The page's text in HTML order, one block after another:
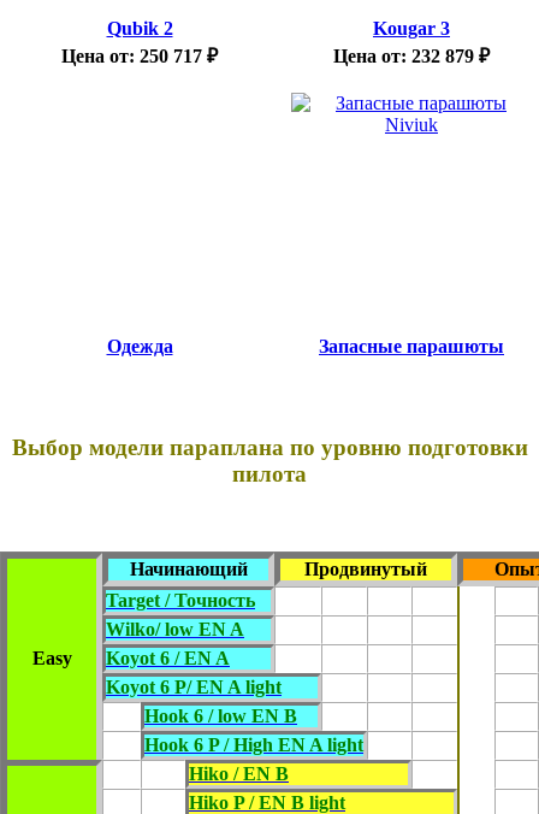
Qubik 2
Цена от: 250 717 ₽
Kougar 3
Цена от: 232 879 ₽
Одежда Запасные парашюты
Выбор модели параплана по уровню подготовки
пилота
Начинающий Продвинутый
Target / Точность
Wilko/ low EN A
Easy
Koyot 6 / EN A
Koyot 6 P/ EN A light
Hook 6 / low EN B
Hook 6 P / High EN A light
Hiko / EN B
Hiko P / EN B light